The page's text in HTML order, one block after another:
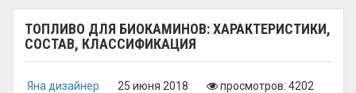
ТОПЛИВО ДЛЯ БИОКАМИНОВ: ХАРАКТЕРИСТИКИ,
СОСТАВ, КЛАССИФИКАЦИЯ
Яна дизайнер 25 июня 2018 просмотров: 4202